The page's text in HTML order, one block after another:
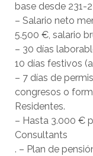
base desde 231-
– Salario neto
5.500 €, salario
– 30 días
10 días festivos
– 7 días de
congresos o
Residentes.
– Hasta 3.000 €
Consultants
. – Plan de